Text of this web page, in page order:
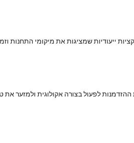
שמציגות את מיקומי התחנות
לפעול בצורה אקולוגית ולמזער